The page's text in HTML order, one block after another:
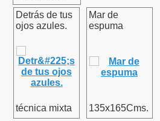
Detrás de tus
ojos azules.
técnica mixta
Mar de
espuma
135x165Cms.